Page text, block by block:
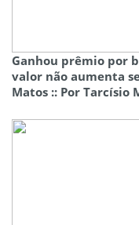
Ganhou prêmio por
valor não aumenta
Matos :: Por Tarcísio